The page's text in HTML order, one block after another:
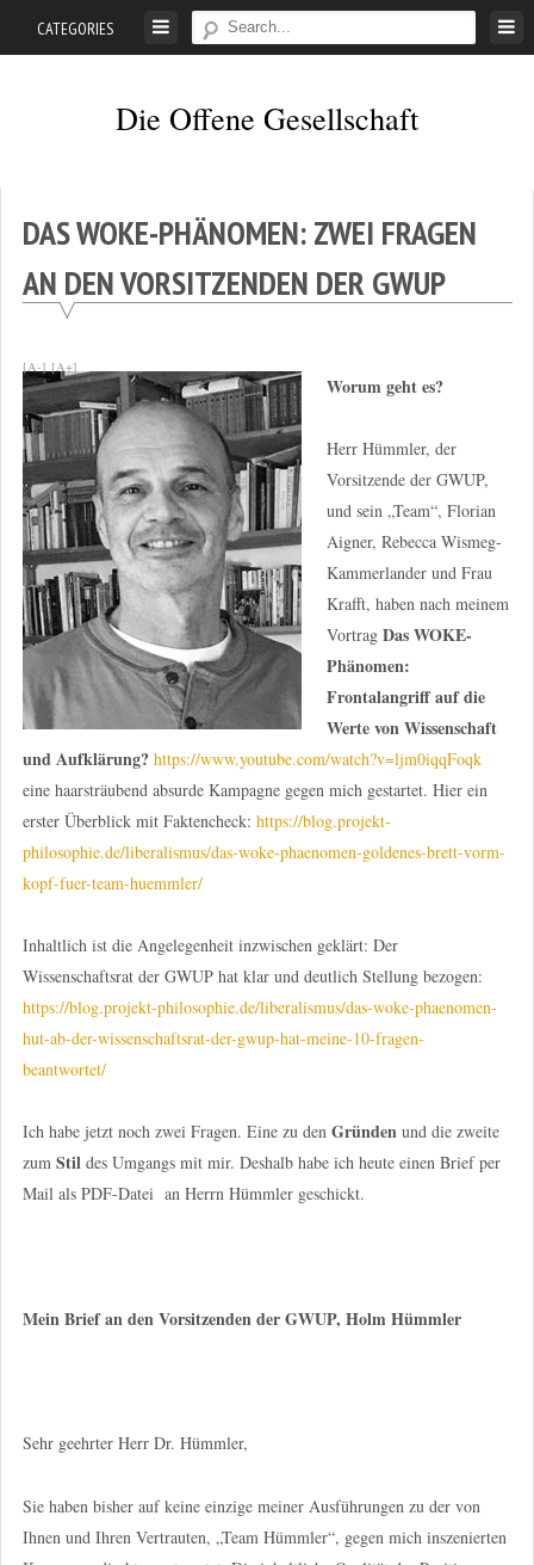
CATEGORIES
Die Offene Gesellschaft
DAS WOKE-PHÄNOMEN: ZWEI FRAGEN
AN DEN VORSITZENDEN DER GWUP
[A-] [A+]
Worum geht es?
Herr Hümmler, der
Vorsitzende der GWUP,
und sein „Team“, Florian
Aigner, Rebecca Wismeg-
Kammerlander und Frau
Krafft, haben nach meinem
Vortrag Das WOKE-
Phänomen:
Frontalangriff auf die
Werte von Wissenschaft
und Aufklärung? https://www.youtube.com/watch?v=ljm0iqqFoqk
eine haarsträubend absurde Kampagne gegen mich gestartet. Hier ein
erster Überblick mit Faktencheck: https://blog.projekt-
philosophie.de/liberalismus/das-woke-phaenomen-goldenes-brett-vorm-
kopf-fuer-team-huemmler/
Inhaltlich ist die Angelegenheit inzwischen geklärt: Der
Wissenschaftsrat der GWUP hat klar und deutlich Stellung bezogen:
https://blog.projekt-philosophie.de/liberalismus/das-woke-phaenomen-
hut-ab-der-wissenschaftsrat-der-gwup-hat-meine-10-fragen-
beantwortet/
Ich habe jetzt noch zwei Fragen. Eine zu den Gründenund die zweite
zum Stildes Umgangs mit mir. Deshalb habe ich heute einen Brief per
Mail als PDF-Datei an Herrn Hümmler geschickt.
Mein Brief an den Vorsitzenden der GWUP, Holm Hümmler
Sehr geehrter Herr Dr. Hümmler,
Sie haben bisher auf keine einzige meiner Ausführungen zu der von
Ihnen und Ihren Vertrauten, „Team Hümmler“, gegen mich inszenierten